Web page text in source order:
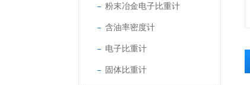
粉末冶金电子比重计
含油率密度计
电子比重计
固体比重计